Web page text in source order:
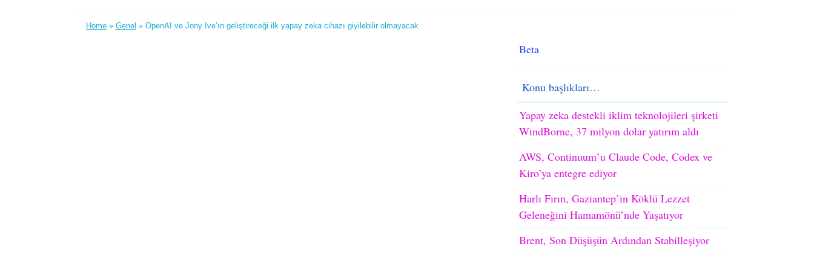
Home » Genel » OpenAI ve Jony Ive’ın geliştireceği ilk yapay zeka cihazı giyilebilir olmayacak
Beta
Konu başlıkları…
Yapay zeka destekli iklim teknolojileri şirketi
WindBorne, 37 milyon dolar yatırım aldı
AWS, Continuum’u Claude Code, Codex ve
Kiro’ya entegre ediyor
Harlı Fırın, Gaziantep’in Köklü Lezzet
Geleneğini Hamamönü’nde Yaşatıyor
Brent, Son Düşüşün Ardından Stabilleşiyor